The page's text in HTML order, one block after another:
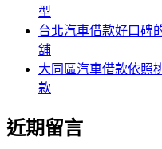
型
台北汽車借款好口碑
舖
大同區汽車借款依照
款
近期留言